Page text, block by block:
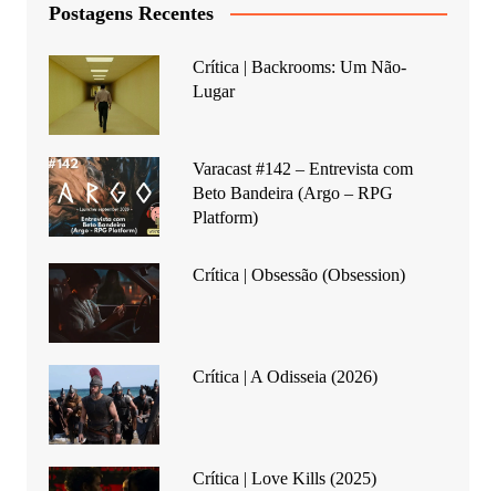
Postagens Recentes
Crítica | Backrooms: Um Não-
Lugar
Varacast #142 – Entrevista com
Beto Bandeira (Argo – RPG
Platform)
Crítica | Obsessão (Obsession)
Crítica | A Odisseia (2026)
Crítica | Love Kills (2025)